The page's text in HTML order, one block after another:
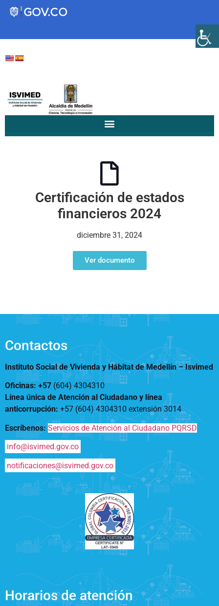
Transparencia
Participa
Hábitat de Medellín
Servicios
Mejoramiento de
Vivienda
Vivienda Nueva
Acompañamiento Social
Notificaciones
Directorio de servidores
Encuesta de Percepción
A+ A A-
Tamaño de la
fuente
Contraste
Centro de relevo
Más Información sobre Accesibilidad
Certificación de estados
financieros 2024
diciembre 31, 2024
Ver documento
Contactos
Instituto Social de Vivienda y Hábitat de Medellín –Isvimed
Oficinas: +57 (604) 4304310
Línea única de Atención al Ciudadano y línea
anticorrupción: +57 (604) 4304310 extensión3014
Escríbenos: Servicios de Atención al Ciudadano PQRSD
info@isvimed.gov.co
notificaciones@isvimed.gov.co
Horarios de atención